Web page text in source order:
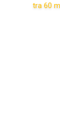
tra 60